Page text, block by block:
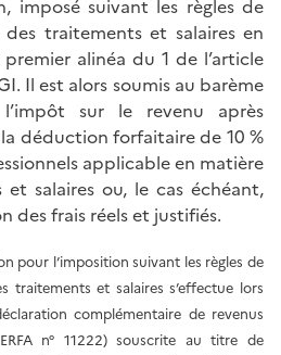
imposé suivant les règles de
traitements et salaires en
alinéa du 1 de l’article
Il est alors soumis au barème
sur le revenu après
déduction forfaitaire de 10 %
applicable en matière
salaires ou, le cas échéant,
des frais réels et justifiés.
pour l’imposition suivant les règles de
traitements et salaires s’effectue lors
complémentaire de revenus
n° 11222) souscrite au titre de